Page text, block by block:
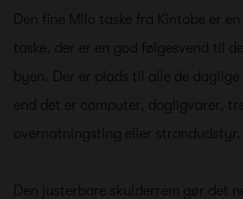
Den fine Milo taske fra Kintobe er
taske, der er en god følgesvend til
byen. Der er plads til alle de
end det er computer, dagligvarer,
overnatningsting eller strandudstyr.
Den justerbare skulderrem gør det